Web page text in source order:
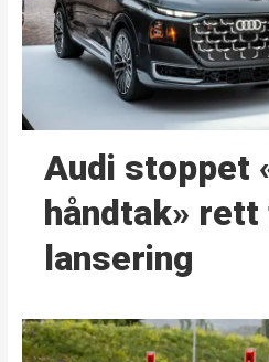
Audi stoppet
håndtak»
lansering